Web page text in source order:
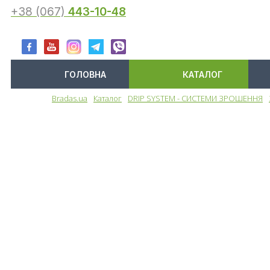
+38 (067) 443-10-48
ГОЛОВНА КАТАЛОГ
Bradas.ua Каталог DRIP SYSTEM - СИСТЕМИ ЗРОШЕННЯ